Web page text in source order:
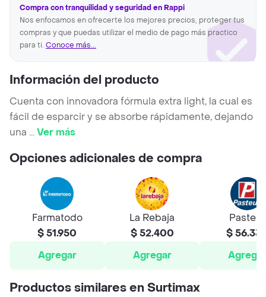
Compra con tranquilidad y seguridad en Rappi
Nos enfocamos en ofrecerte los mejores precios, proteger tus
compras y que puedas utilizar el medio de pago más practico
para ti. Conoce más...
Información del producto
Cuenta con innovadora fórmula extra light, la cual es
fácil de esparcir y se absorbe rápidamente, dejando
una ...Ver más
Opciones adicionales de compra
Farmatodo
$ 51.950
Agregar
La Rebaja
$ 52.400
Agregar
Pasteur
$
Agregar
Productos similares en Surtimax